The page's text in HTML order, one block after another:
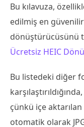
Bu kılavuza,
edilmiş en
dönüştürücüsünü
Ücretsiz HEIC
Bu listedeki diğer
çünkü içe
otomatik olarak